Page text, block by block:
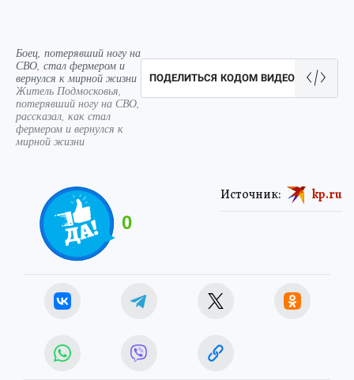
Боец, потерявший ногу на
СВО, стал фермером и
вернулся к мирной жизни
Житель Подмосковья,
потерявший ногу на СВО,
рассказал, как стал
фермером и вернулся к
мирной жизни
ПОДЕЛИТЬСЯ КОДОМ ВИДЕО
0
Источник: kp.ru